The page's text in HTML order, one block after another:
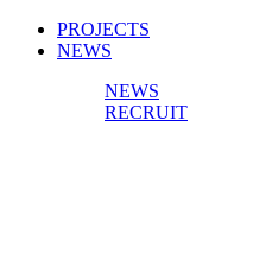
PROJECTS
NEWS
NEWS
RECRUIT